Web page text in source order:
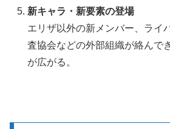
新キャラ・新要素の登場
エリザ以外の新メンバー、ライ
査協会などの外部組織が絡んで
が広がる。